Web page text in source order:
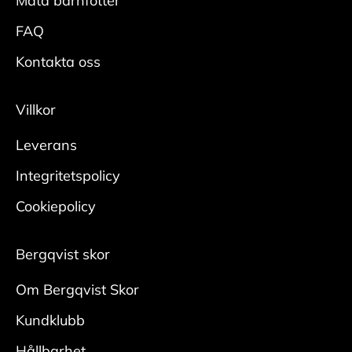
skoblock i.
• Upprepa regelbundet för bästa effekt.
Mocka/nubuck
• Borsta bort smuts med en mockaborste.
• Bearbeta tuffare fläckar med en slipsten för
mocka.
Någon gång per säsong krävs en ordentlig
• Ta ur skosnören och borsta bort ytlig smuts
en mockaborste. Var noga i veck och kanter.
• Fukta skon ordentligt, applicera rengöring
med
FAQ
Kontakta oss
Villkor
Leverans
Integritetspolicy
Cookiepolicy
Bergqvist skor
Om Bergqvist Skor
Kundklubb